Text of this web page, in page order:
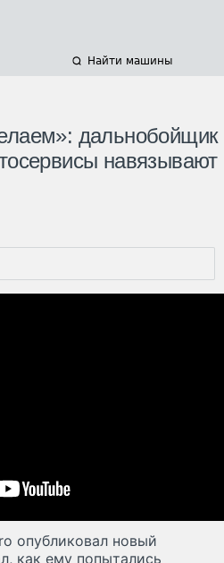
Найти машины
дальнобойщик
навязывают
опубликовал новый
как ему попытались